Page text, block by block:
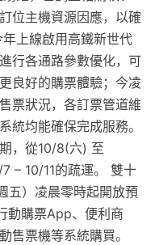
位主機資源因應，以確
上線啟用高鐵新世代
行各通路參數優化，可
良好的購票體驗；今凌
票狀況，各訂票管道維
統均能確保完成服務。
，從10/8(六) 至
– 10/11的疏運。 雙十
五）凌晨零時起開放預
動購票App、便利商
售票機等系統購買。